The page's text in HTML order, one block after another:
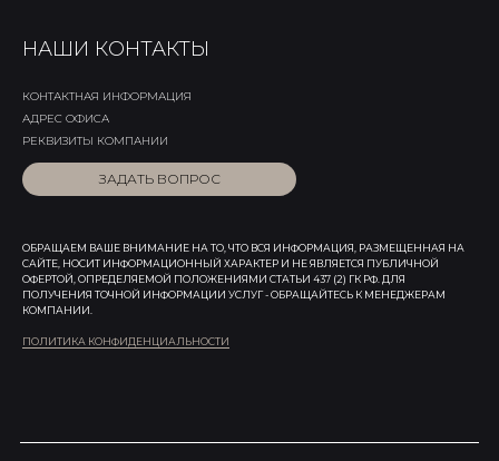
КОНТАКТНАЯ ИНФОРМАЦИЯ
АДРЕС ОФИСА
РЕКВИЗИТЫ КОМПАНИИ
ОБРАЩАЕМ ВАШЕ ВНИМАНИЕ НА ТО, ЧТО ВСЯ ИНФОРМАЦИЯ, РАЗМЕЩЕННАЯ НА
САЙТЕ, НОСИТ ИНФОРМАЦИОННЫЙ ХАРАКТЕР И НЕ ЯВЛЯЕТСЯ ПУБЛИЧНОЙ
ОФЕРТОЙ, ОПРЕДЕЛЯЕМОЙ ПОЛОЖЕНИЯМИ СТАТЬИ 437 (2) ГК РФ. ДЛЯ
ПОЛУЧЕНИЯ ТОЧНОЙ ИНФОРМАЦИИ УСЛУГ - ОБРАЩАЙТЕСЬ К МЕНЕДЖЕРАМ
КОМПАНИИ.
ПОЛИТИКА КОНФИДЕНЦИАЛЬНОСТИ
НАШИ КОНТАКТЫ
ЗАДАТЬ ВОПРОС